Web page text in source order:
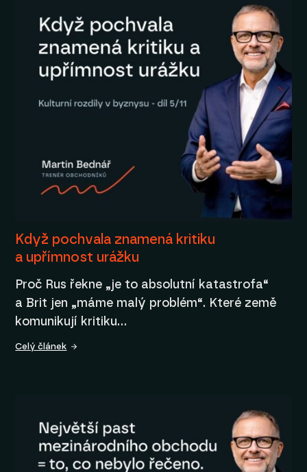
Když pochvala znamená kritiku
a upřímnost urážku
Proč Rus řekne „je to absolutní katastrofa“
a Brit jen „máme malý problém“. Které země
komunikují kritiku…
Celý článek